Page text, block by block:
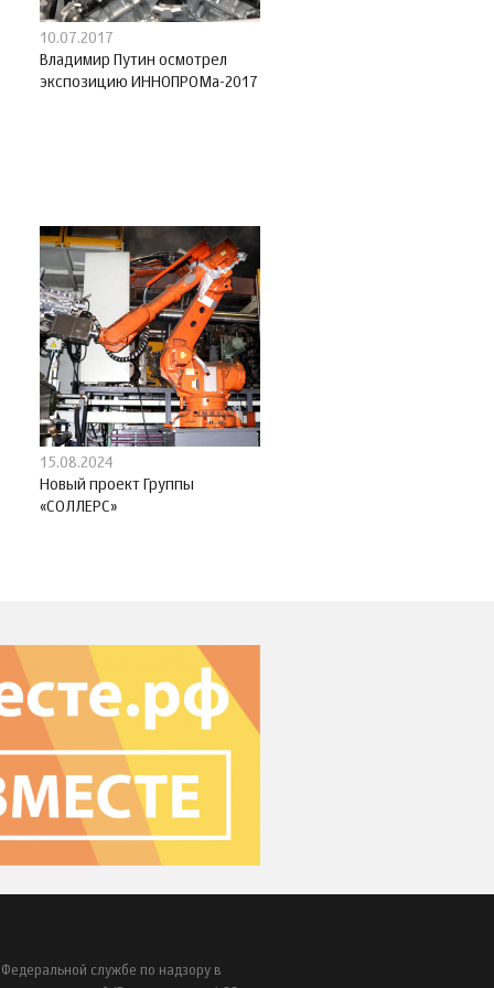
10.07.2017
Владимир Путин осмотрел
экспозицию ИННОПРОМа-2017
15.08.2024
Новый проект Группы
«СОЛЛЕРС»
службе по надзору в